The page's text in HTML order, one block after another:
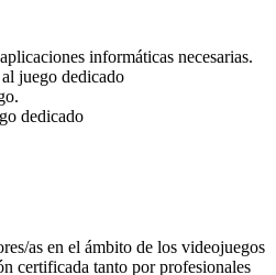
informáticas necesarias.
juego dedicado
dedicado
as en el ámbito de los videojuegos
certificada tanto por profesionales